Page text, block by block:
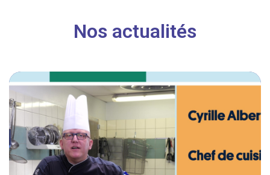
Nos actualités